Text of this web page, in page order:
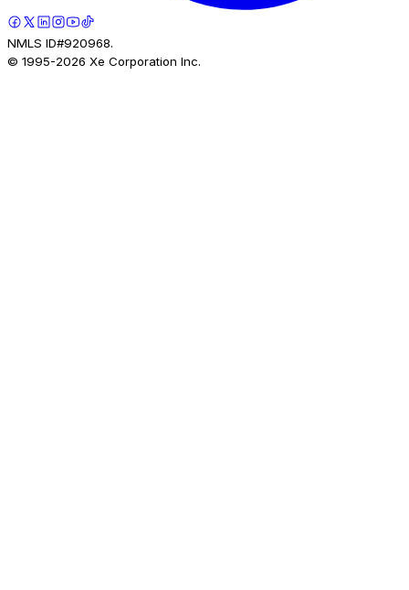
NMLS ID#920968.
© 1995-2026 Xe Corporation Inc.